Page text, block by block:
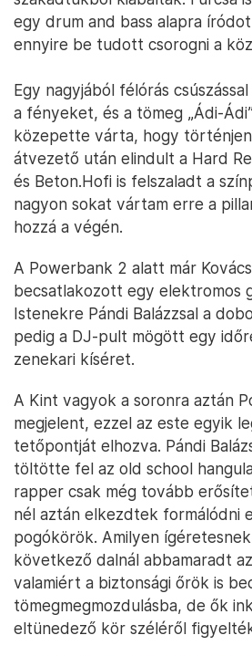
egy drum and bass alapra
ennyire be tudott csorogni a
Egy nagyjából félórás
a fényeket, és a tömeg „Ádi-
közepette várta, hogy történjen
átvezető után elindult a Hard
és Beton.Hofi is felszaladt a
nagyon sokat vártam erre a
hozzá a végén.
A Powerbank 2 alatt már
becsatlakozott egy elektromos
Istenekre Pándi Balázzsal a
pedig a DJ-pult mögött egy
zenekari kíséret.
A Kint vagyok a soronra aztán
megjelent, ezzel az este egyik
tetőpontját elhozva. Pándi
töltötte fel az old school
rapper csak még tovább
nél aztán elkezdtek formálódni
pogókörök. Amilyen
következő dalnál abbamaradt
valamiért a biztonsági őrök is
tömegmegmozdulásba, de ők
eltünedező kör széléről